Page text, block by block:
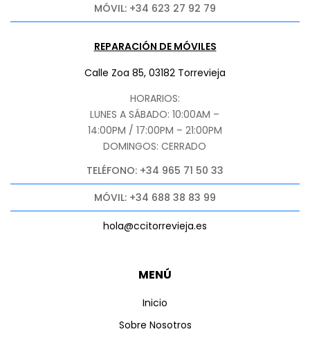
MENÚ
Inicio
Sobre Nosotros
MÓVIL: +34 623 27 92 79
REPARACIÓN DE MÓVILES
Calle Zoa 85, 03182 Torrevieja
HORARIOS:
LUNES A SÁBADO: 10:00AM –
14:00PM / 17:00PM – 21:00PM
DOMINGOS: CERRADO
TELÉFONO: +34 965 71 50 33
MÓVIL: +34 688 38 83 99
hola@ccitorrevieja.es